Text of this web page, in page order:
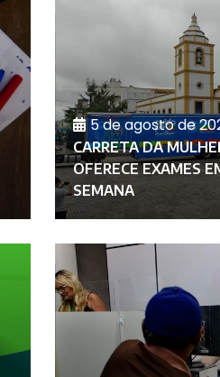
5 de agosto de
CARRETA DA
OFERECE EXAMES
SEMANA